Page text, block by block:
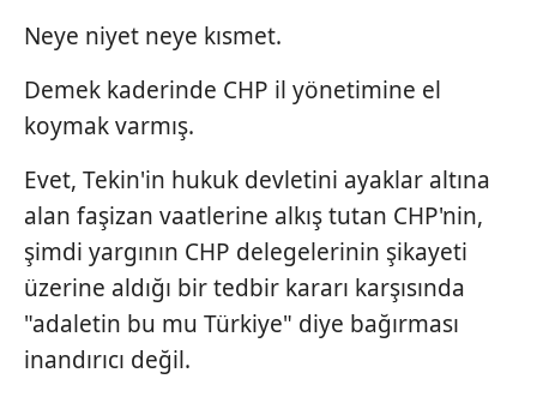
kullanılmaktadır. Diğer çerezler, sitemizin daha işlevsel
reklam/pazarlama faaliyetlerinin yapılması, amaçlarıyla
sınırlı olarak açık rızanız dahilinde kullanılacaktır.
Çerezlere ilişkin tercihlerinizi aşağıda yer alan panel
vasıtasıyla belirleyebilirsiniz. Çerezlere ilişkin detaylı bilgi
için Ayarlar butonuna tıklayabilir,
Çerez Bilgilendirme
Metnimiziziyaret edebilirsiniz.
6698 sayılı Kişisel Verilerin Korunması Kanunu uyarınca
hazırlanmış Aydınlatma Metnimizi okumak ve sitemizde
ilgili mevzuata uygun olarak kullanılan çerezlerle ilgili bilgi
Neye niyet neye kısmet.
Demek kaderinde CHP il yönetimine el
koymak varmış.
Evet, Tekin'in hukuk devletini ayaklar altına
alan faşizan vaatlerine alkış tutan CHP'nin,
şimdi yargının CHP delegelerinin şikayeti
üzerine aldığı bir tedbir kararı karşısında
"adaletin bu mu Türkiye" diye bağırması
inandırıcı değil.